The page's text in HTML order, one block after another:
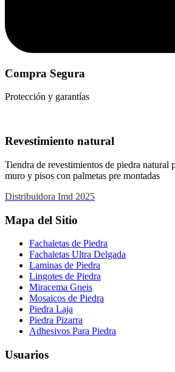
Compra Segura
Protección y garantías
Revestimiento natural
Tiendra de revestimientos de piedra natural
muro y pisos con palmetas pre montadas
Distribuidora Imd 2025
Mapa del Sitio
Fachaletas de Piedra
Fachaletas Ultra Delgada
Laminas de Piedra
Lingotes de Piedra
Miracema Gneis
Mosaicos de Piedra
Piedra Laja
Piedra Pizarra
Adhesivos Para Piedra
Usuarios